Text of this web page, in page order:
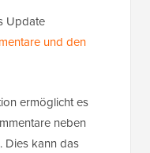
Update
und den
ermöglicht es
neben
Dies kann das